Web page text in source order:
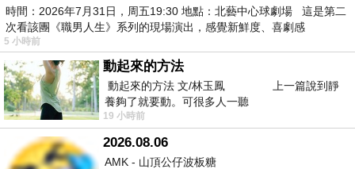
如果有興趣到這附近玩的，不妨可以看看喔！
以下是 馬賽舊港阿利茲飯店 (Hotel Alize
Marseille Vieux-Port) 的介紹 如果也跟我一樣喜
歡不妨看看喔!
時間：2026年7月31日，周五19:30 地點：北藝中心球劇場 這是第二
次看該團《職男人生》系列的現場演出，感覺新鮮度、喜劇感
5 小時前
動起來的方法
動起來的方法 文/林玉鳳 上一篇說到靜
養夠了就要動。可很多人一聽
19 小時前
2026.08.06
AMK - 山頂公仔波板糖